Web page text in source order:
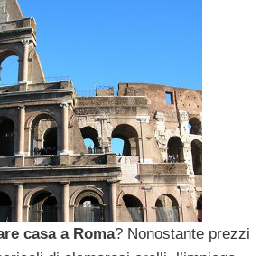
casa a Roma? Nonostante prezzi